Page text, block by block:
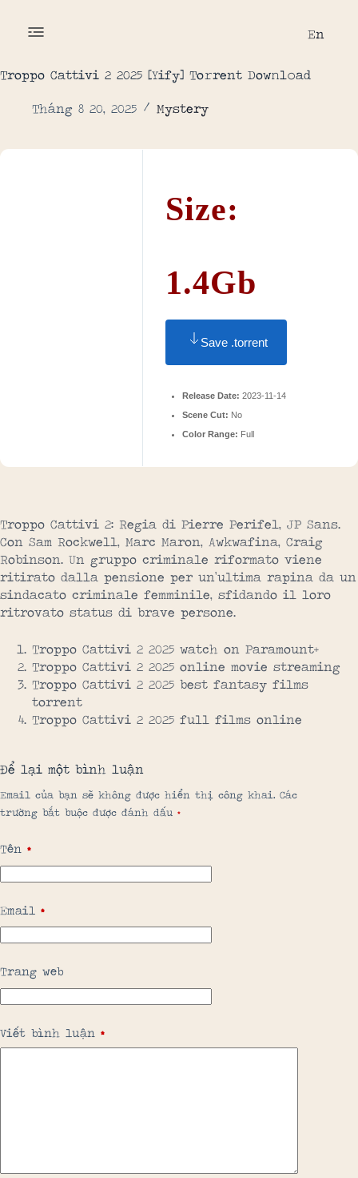
En
Troppo Cattivi 2 2025 [Yify] To𝚛rent Dow𝚗l𝚘ad
Tháng 8 20, 2025 Mystery
Size:
1.4Gb
Save .torrent
Release Date: 2023-11-14
Scene Cut: No
Color Range: Full
Troppo Cattivi 2: Regia di Pierre Perifel, JP Sans.
Con Sam Rockwell, Marc Maron, Awkwafina, Craig
Robinson. Un gruppo criminale riformato viene
ritirato dalla pensione per un’ultima rapina da un
sindacato criminale femminile, sfidando il loro
ritrovato status di brave persone.
Troppo Cattivi 2 2025 watch on Paramount+
Troppo Cattivi 2 2025 online movie streaming
Troppo Cattivi 2 2025 best fantasy films
torrent
Troppo Cattivi 2 2025 full films online
Để lại một bình luận
Email của bạn sẽ không được hiển thị công khai. Các
trường bắt buộc được đánh dấu *
Tên *
Email *
Trang web
Viết bình luận *